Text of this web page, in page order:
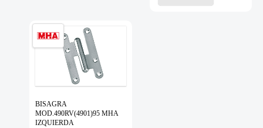
BISAGRA
MOD.490RV(4901)95 MHA
IZQUIERDA